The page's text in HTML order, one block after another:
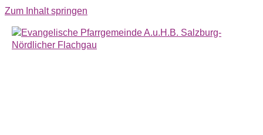
Zum Inhalt springen